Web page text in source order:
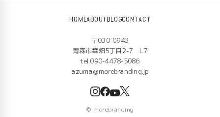
HOMEABOUTBLOGCONTACT
〒030-0943
青森市幸畑5丁目2-7 L7
tel.090-4478-5086
azuma@morebranding.jp
© morebranding